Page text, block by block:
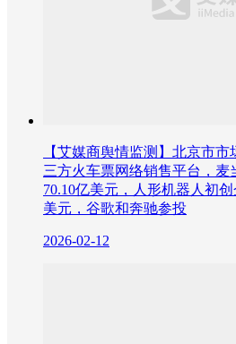
【艾媒商舆情监测】北京市
三方火车票网络销售平台，麦
70.10亿美元，人形机器人初
美元，谷歌和奔驰参投
2026-02-12